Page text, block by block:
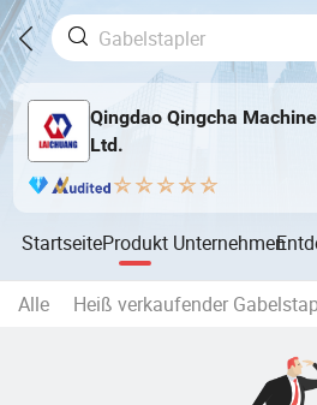
Qingdao Qingcha
Ltd.
StartseiteProdukt Unternehmen
Alle Heiß verkaufender